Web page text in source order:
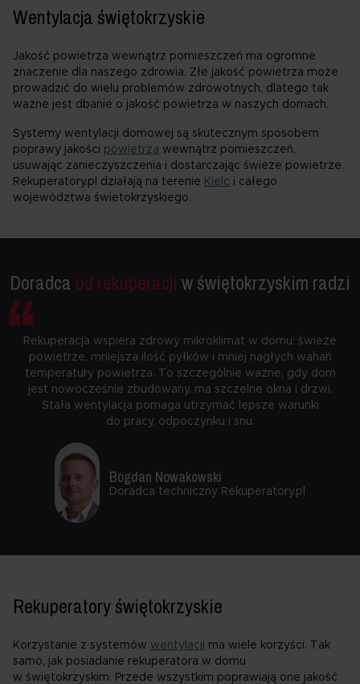
Wentylacja świętokrzyskie
Jakość powietrza wewnątrz pomieszczeń ma ogromne
znaczenie dla naszego zdrowia. Złe jakość powietrza może
prowadzić do wielu problemów zdrowotnych, dlatego tak
ważne jest dbanie o jakość powietrza w naszych domach.
Systemy wentylacji domowej są skutecznym sposobem
poprawy jakości powietrza wewnątrz pomieszczeń,
usuwając zanieczyszczenia i dostarczając świeże powietrze.
Rekuperatory.pl działają na terenie Kielc i całego
województwa świetokrzyskiego.
Doradca od rekuperacji w świętokrzyskim radzi
“Rekuperacja wspiera zdrowy mikroklimat w domu: świeże
powietrze, mniejsza ilość pyłków i mniej nagłych wahań
temperatury powietrza. To szczególnie ważne, gdy dom
jest nowocześnie zbudowany, ma szczelne okna i drzwi.
Stała wentylacja pomaga utrzymać lepsze warunki
do pracy, odpoczynku i snu.
Bogdan Nowakowski
Doradca techniczny Rekuperatory.pl
Rekuperatory świętokrzyskie
Korzystanie z systemów wentylacji ma wiele korzyści. Tak
samo, jak posiadanie rekuperatora w domu
w świętokrzyskim. Przede wszystkim poprawiają one jakość